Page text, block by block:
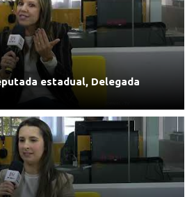
estadual, Delegada